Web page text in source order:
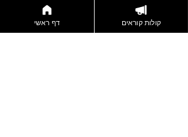
דף ראשי קולות קוראים